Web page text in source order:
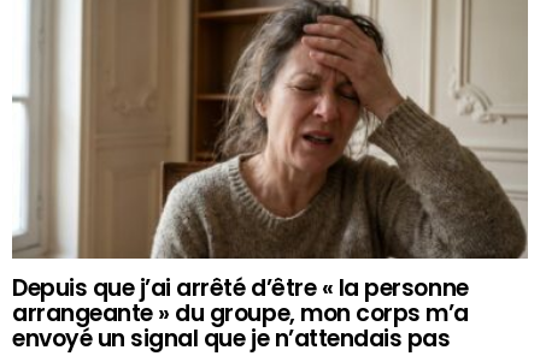
Depuis que j’ai arrêté d’être « la personne
arrangeante » du groupe, mon corps m’a
envoyé un signal que je n’attendais pas